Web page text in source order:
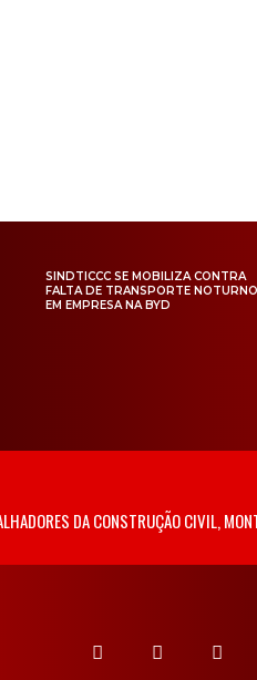
SINDTICCC SE MOBILIZA CONTRA
FALTA DE TRANSPORTE NOTURNO
EM EMPRESA NA BYD
DA CONSTRUÇÃO CIVIL,